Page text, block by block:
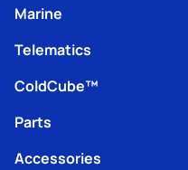
Marine
Telematics
ColdCube™
Parts
Accessories